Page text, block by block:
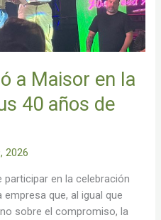
a Maisor en la
40 años de
2026
en la celebración
que, al igual que
sobre el compromiso, la